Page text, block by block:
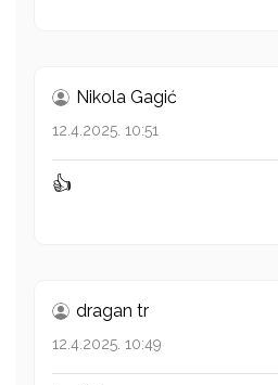
Nikola Gagić
12.4.2025. 10:51
👍
dragan tr
12.4.2025. 10:49